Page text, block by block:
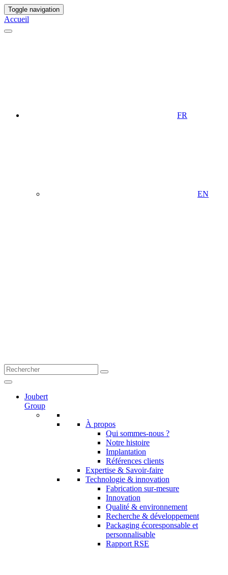
Toggle navigation
Accueil
FR
EN
Joubert
Group
À propos
Qui sommes-nous ?
Notre histoire
Implantation
Références clients
Expertise & Savoir-faire
Technologie & innovation
Fabrication sur-mesure
Innovation
Qualité & environnement
Recherche & développement
Packaging écoresponsable et
personnalisable
Rapport RSE